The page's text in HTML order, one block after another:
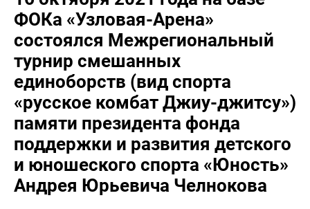
ФОКа «Узловая-Арена»
состоялся Межрегиональный
турнир смешанных
единоборств (вид спорта
«русское комбат Джиу-джитсу»)
памяти президента фонда
поддержки и развития детского
и юношеского спорта «Юность»
Андрея Юрьевича Челнокова